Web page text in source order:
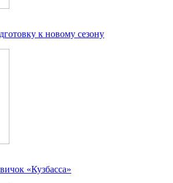
к новому сезону
«Кузбасса»